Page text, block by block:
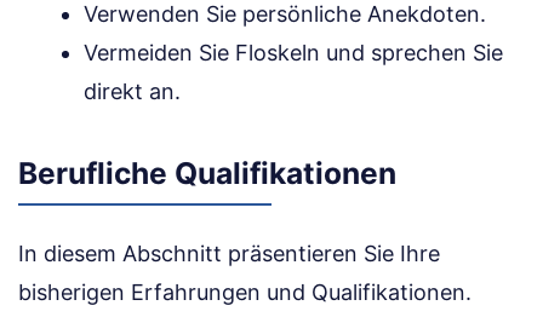
Verwenden Sie persönliche Anekdoten.
Vermeiden Sie Floskeln und sprechen Sie
direkt an.
Berufliche Qualifikationen
In diesem Abschnitt präsentieren Sie Ihre
bisherigen Erfahrungen und Qualifikationen.